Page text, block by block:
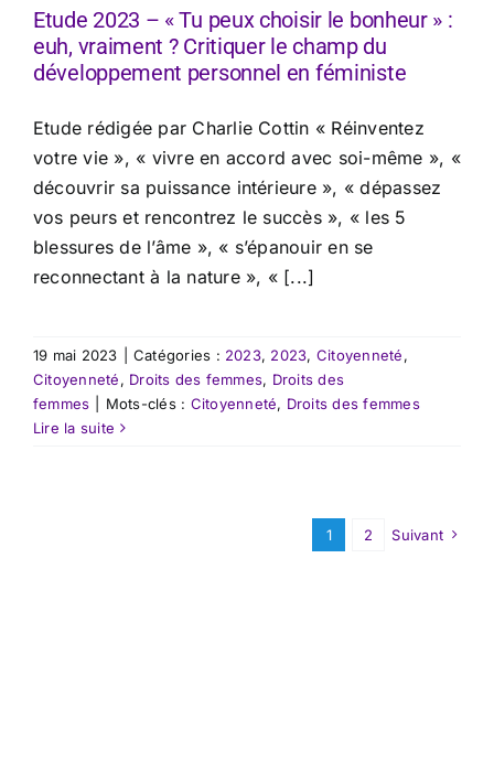
Etude 2023 – « Tu peux choisir le bonheur » :
euh, vraiment ? Critiquer le champ du
développement personnel en féministe
Etude rédigée par Charlie Cottin « Réinventez
votre vie », « vivre en accord avec soi-même », «
découvrir sa puissance intérieure », « dépassez
vos peurs et rencontrez le succès », « les 5
blessures de l’âme », « s’épanouir en se
reconnectant à la nature », « [...]
19 mai 2023 Catégories : 2023, 2023, Citoyenneté,
Citoyenneté, Droits des femmes, Droits des
femmes
Mots-clés : Citoyenneté, Droits des femmes
Lire la suite
1 2 Suivant